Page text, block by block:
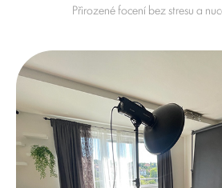
Přirozené focení bez stresu a